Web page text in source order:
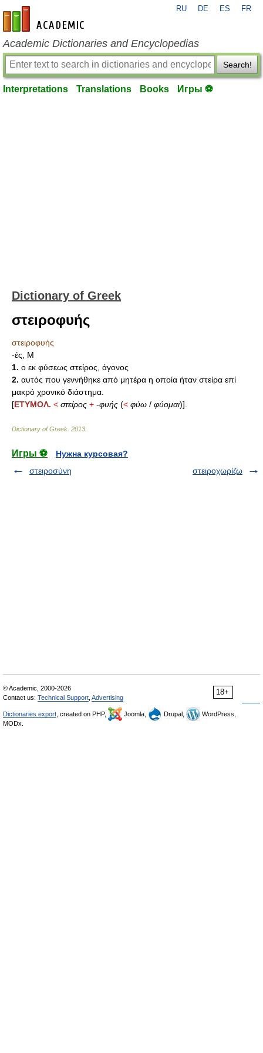
en-academic.com
RU DE ES FR
Academic Dictionaries and Encyclopedias
Search!
Interpretations Translations Books Игры ⚽
Dictionary of Greek
στειροφυής
στειροφυής
-ές, Μ
1. ο εκ φύσεως στείρος, άγονος
2. αυτός που γεννήθηκε από μητέρα η οποία ήταν στείρα επί
μακρό χρονικό διάστημα.
[ΕΤΥΜΟΛ. < στείρος + -φυής (< φύω / φύομαι)].
Dictionary of Greek 2013
Игры ⚽
Нужна курсовая?
στειροσύνη
στειροχωρίζω
18+
© Academic, 2000-2026
Contact us: Technical Support Advertising
Dictionaries export , created on PHP, Joomla, Drupal,
WordPress,
MODx.